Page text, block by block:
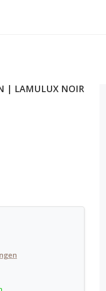
| LAMULUX NOIR